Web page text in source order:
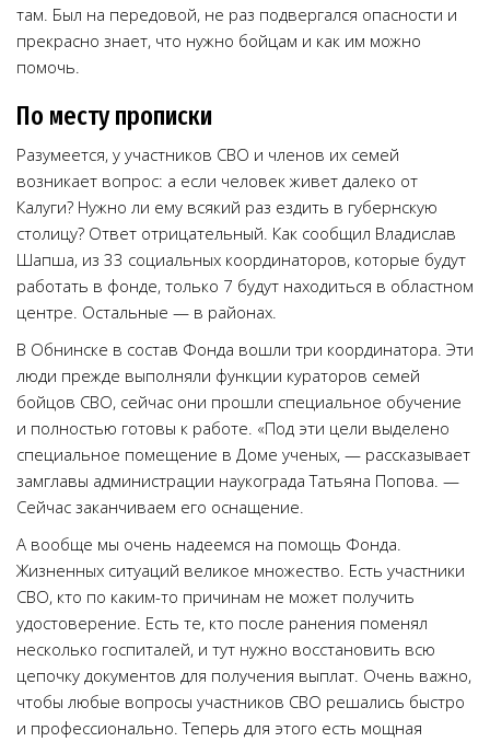
там. Был на передовой, не раз подвергался опасности и
прекрасно знает, что нужно бойцам и как им можно
помочь.
По месту прописки
Разумеется, у участников СВО и членов их семей
возникает вопрос: а если человек живет далеко от
Калуги? Нужно ли ему всякий раз ездить в губернскую
столицу? Ответ отрицательный. Как сообщил Владислав
Шапша, из 33 социальных координаторов, которые будут
работать в фонде, только 7 будут находиться в областном
центре. Остальные — в районах.
В Обнинске в состав Фонда вошли три координатора. Эти
люди прежде выполняли функции кураторов семей
бойцов СВО, сейчас они прошли специальное обучение
и полностью готовы к работе. «Под эти цели выделено
специальное помещение в Доме ученых, — рассказывает
замглавы администрации наукограда Татьяна Попова. —
Сейчас заканчиваем его оснащение.
А вообще мы очень надеемся на помощь Фонда.
Жизненных ситуаций великое множество. Есть участники
СВО, кто по каким-то причинам не может получить
удостоверение. Есть те, кто после ранения поменял
несколько госпиталей, и тут нужно восстановить всю
цепочку документов для получения выплат. Очень важно,
чтобы любые вопросы участников СВО решались быстро
и профессионально. Теперь для этого есть мощная